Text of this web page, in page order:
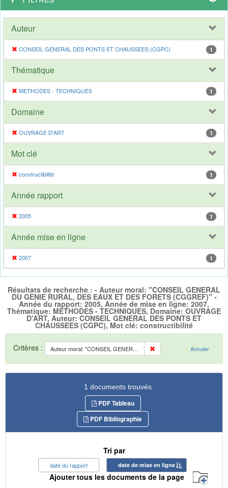
Auteur
CONSEIL GENERAL DES PONTS ET CHAUSSEES (CGPC) 1
Thématique
METHODES - TECHNIQUES 1
Domaine
OUVRAGE D'ART 1
Mot clé
constructibilité 1
Année rapport
2005 1
Année mise en ligne
2007 1
Résultats de recherche : - Auteur moral: "CONSEIL GENERAL
DU GENIE RURAL, DES EAUX ET DES FORETS (CGGREF)" -
Année du rapport: 2005, Année de mise en ligne: 2007,
Thématique: METHODES - TECHNIQUES, Domaine: OUVRAGE
D'ART, Auteur: CONSEIL GENERAL DES PONTS ET
CHAUSSEES (CGPC), Mot clé: constructibilité
Critères : Auteur moral: "CONSEIL GENERAL DU GENIE RURAL, DES EAUX ET DES FORETS (CGGREF)" Annuler
1 documents trouvés
PDF Tableau
PDF Bibliographie
Tri par
date du rapport date de mise en ligne
Ajouter tous les documents de la page